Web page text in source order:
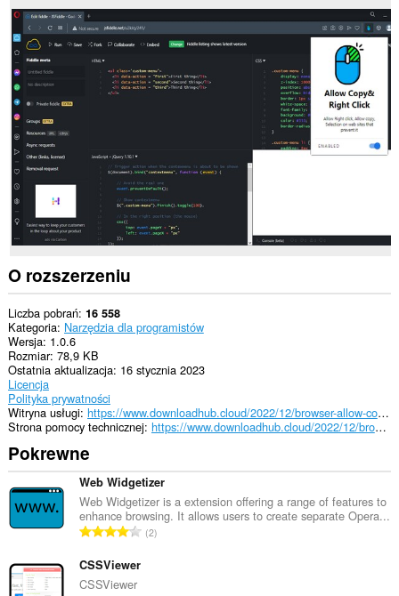
uzyskać
dostęp
do
Twoich
danych
na
wszystkich
witrynach.
To
rozszerzenie
może
uzyskać
dostęp
do
kart
Twojej
aktywności.
O rozszerzeniu
Liczba pobrań 16 558
Kategoria Narzędzia dla programistów
Wersja 1.0.6
Rozmiar 78,9 KB
Ostatnia aktualizacja 16 stycznia 2023
Licencja
Polityka prywatności
Witryna usługi
https://www.downloadhub.cloud/2022/12/browser-allow-copy-right-click.html
Strona pomocy technicznej
https://www.downloadhub.cloud/2022/12/browser-allow-copy-right-click.html
Pokrewne
Web Widgetizer
Web Widgetizer is a extension offering a range of features to
enhance browsing. It allows users to create separate Opera...
C
ł
2
CSSViewer
CSSViewer